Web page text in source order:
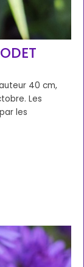
40 cm,
Les
les